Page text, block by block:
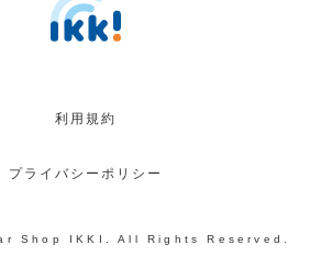
利用規約
プライバシーポリシー
Shop IKKI. All Rights Reserved.